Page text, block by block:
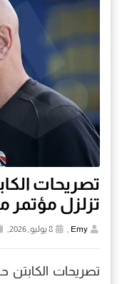
تصريحات
تزلزل مؤتمر
Emy
تصريحات الكابتن